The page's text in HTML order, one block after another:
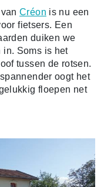
vanCréon is nu een
fietsers. Een
duiken we
in. Soms is het
tussen de rotsen.
oogt het
floepen net